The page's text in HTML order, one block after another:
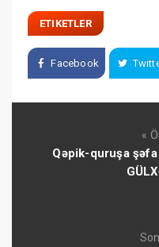
ETIKETLER
Facebook
«
Qəpik-quruşa